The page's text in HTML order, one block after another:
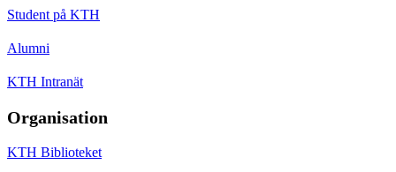
Student på KTH
Alumni
KTH Intranät
Organisation
KTH Biblioteket